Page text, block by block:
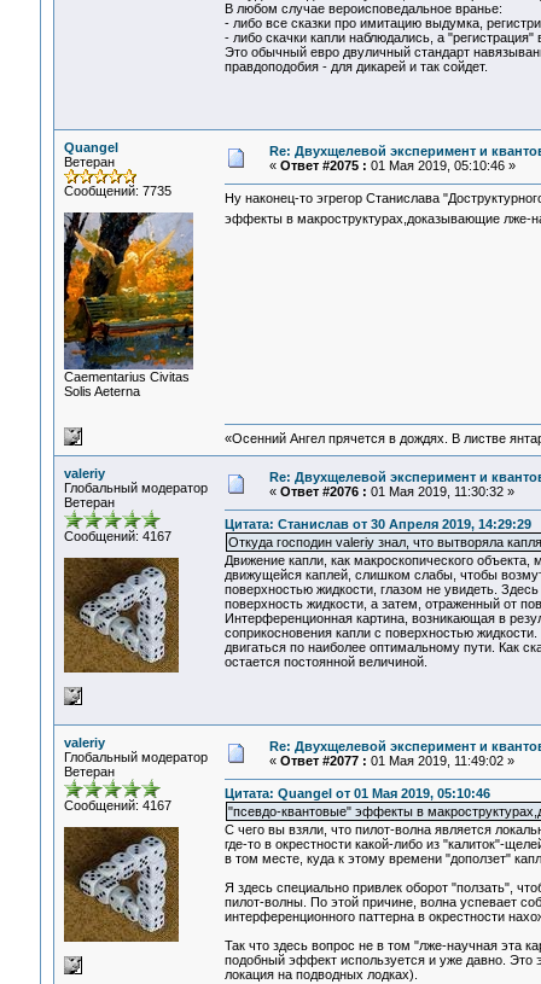
В любом случае вероисповедальное вранье:
- либо все сказки про имитацию выдумка,
- либо скачки капли наблюдались, а "регистрация"
Это обычный евро двуличный стандарт
правдоподобия - для дикарей и так сойдет.
Quangel
Ветеран
Сообщений: 7735
Сaementarius Civitas
Solis Aeterna
Re: Двухщелевой эксперимент и
« Ответ #2075 : 01 Мая 2019, 05:10:46 »
Ну наконец-то эгрегор Станислава
эффекты в макроструктурах,доказывающие лже-
«Осенний Ангел прячется в дождях. В листве
valeriy
Глобальный модератор
Ветеран
Сообщений: 4167
Re: Двухщелевой эксперимент и
« Ответ #2076 : 01 Мая 2019, 11:30:32 »
Цитата: Станислав от 30 Апреля 2019, 14:29:29
Откуда господин valeriy знал, что вытворяла
Движение капли, как макроскопического
движущейся каплей, слишком слабы, чтобы
поверхностью жидкости, глазом не увидеть.
поверхность жидкости, а затем, отраженный от
Интерференционная картина, возникающая в
соприкосновения капли с поверхностью
двигаться по наиболее оптимальному пути. Как
остается постоянной величиной.
valeriy
Глобальный модератор
Ветеран
Сообщений: 4167
Re: Двухщелевой эксперимент и
« Ответ #2077 : 01 Мая 2019, 11:49:02 »
Цитата: Quangel от 01 Мая 2019, 05:10:46
"псевдо-квантовые" эффекты в
С чего вы взяли, что пилот-волна является
где-то в окрестности какой-либо из "калиток"-
в том месте, куда к этому времени "доползет"
Я здесь специально привлек оборот "ползать",
пилот-волны. По этой причине, волна успевает
интерференционного паттерна в окрестности
Так что здесь вопрос не в том "лже-научная эта
подобный эффект используется и уже давно. Это
локация на подводных лодках).